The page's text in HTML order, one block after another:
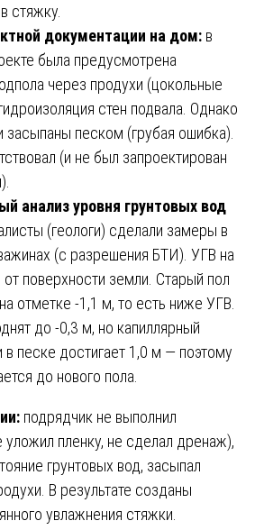
стяжку.
документации на дом: в
была предусмотрена
через продухи (цокольные
стен подвала. Однако
засыпаны песком (грубая ошибка).
(и не был запроектирован
анализ уровня грунтовых вод
(геологи) сделали замеры в
(с разрешения БТИ). УГВ на
от поверхности земли. Старый пол
отметке -1,1 м, то есть ниже УГВ.
до -0,3 м, но капиллярный
в песке достигает 1,0 м — поэтому
до нового пола.
подрядчик не выполнил
уложил пленку, не сделал дренаж),
грунтовых вод, засыпал
В результате созданы
увлажнения стяжки.